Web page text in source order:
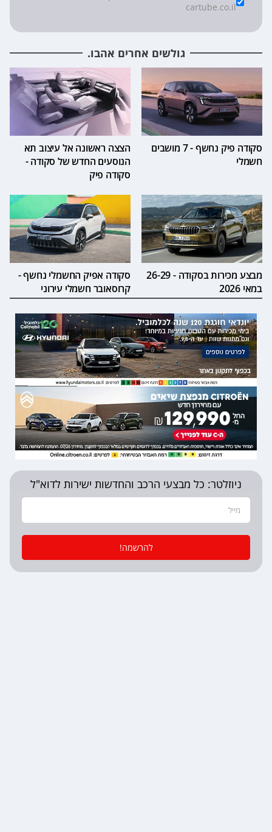
cartube.co.il
גולשים אחרים אהבו.
סקודה פיק נחשף - 7 מושבים
חשמלי
הצצה ראשונה אל עיצוב תא
הנוסעים החדש של סקודה -
סקודה פיק
מבצע מכירות בסקודה - 26-29
במאי 2026
סקודה אפיק החשמלי נחשף -
קרוסאובר חשמלי עירוני
ניוזלטר: כל מבצעי הרכב והחדשות ישירות לדוא"ל
להרשמה!